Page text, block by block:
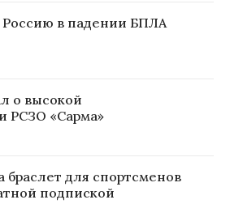
Россию в падении БПЛА
о высокой
РСЗО «Сарма»
браслет для спортсменов
подпиской